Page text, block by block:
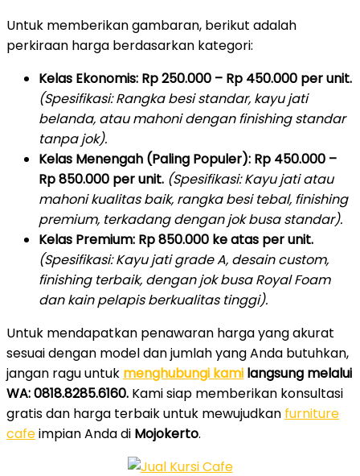
Untuk memberikan gambaran, berikut adalah
perkiraan harga berdasarkan kategori:
Kelas Ekonomis: Rp 250.000 – Rp 450.000 per unit.
(Spesifikasi: Rangka besi standar, kayu jati
belanda, atau mahoni dengan finishing standar
tanpa jok).
Kelas Menengah (Paling Populer): Rp 450.000 –
Rp 850.000 per unit. (Spesifikasi: Kayu jati atau
mahoni kualitas baik, rangka besi tebal, finishing
premium, terkadang dengan jok busa standar).
Kelas Premium: Rp 850.000 ke atas per unit.
(Spesifikasi: Kayu jati grade A, desain custom,
finishing terbaik, dengan jok busa Royal Foam
dan kain pelapis berkualitas tinggi).
Untuk mendapatkan penawaran harga yang akurat
sesuai dengan model dan jumlah yang Anda butuhkan,
jangan ragu untuk menghubungi kami langsung melalui
WA: 0818.8285.6160. Kami siap memberikan konsultasi
gratis dan harga terbaik untuk mewujudkan furniture
cafeimpian Anda di Mojokerto.